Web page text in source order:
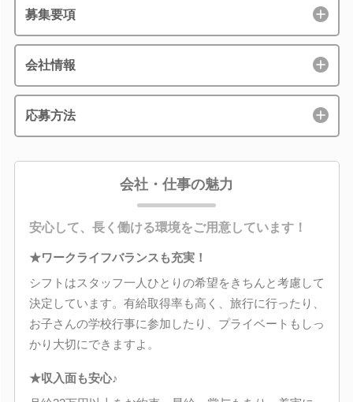
募集要項
会社情報
応募方法
会社・仕事の魅力
安心して、長く働ける環境をご用意しています！
★ワークライフバランスも充実！
シフトはスタッフ一人ひとりの希望をきちんと考慮して
決定しています。有給取得率も高く、旅行に行ったり、
お子さんの学校行事に参加したり、プライベートもしっ
かり大切にできますよ。
★収入面も安心♪